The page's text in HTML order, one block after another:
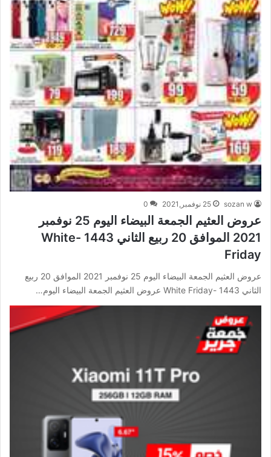
sozan w 25 نوفمبر,2021 0
عروض العثيم الجمعة البيضاء اليوم 25 نوفمبر
2021 الموافق 20 ربيع الثاني 1443 -White
Friday
عروض العثيم الجمعة البيضاء اليوم 25 نوفمبر 2021 الموافق 20 ربيع
الثاني 1443 -White Friday عروض العثيم الجمعة البيضاء اليوم…